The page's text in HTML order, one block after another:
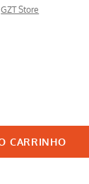
GZT Store